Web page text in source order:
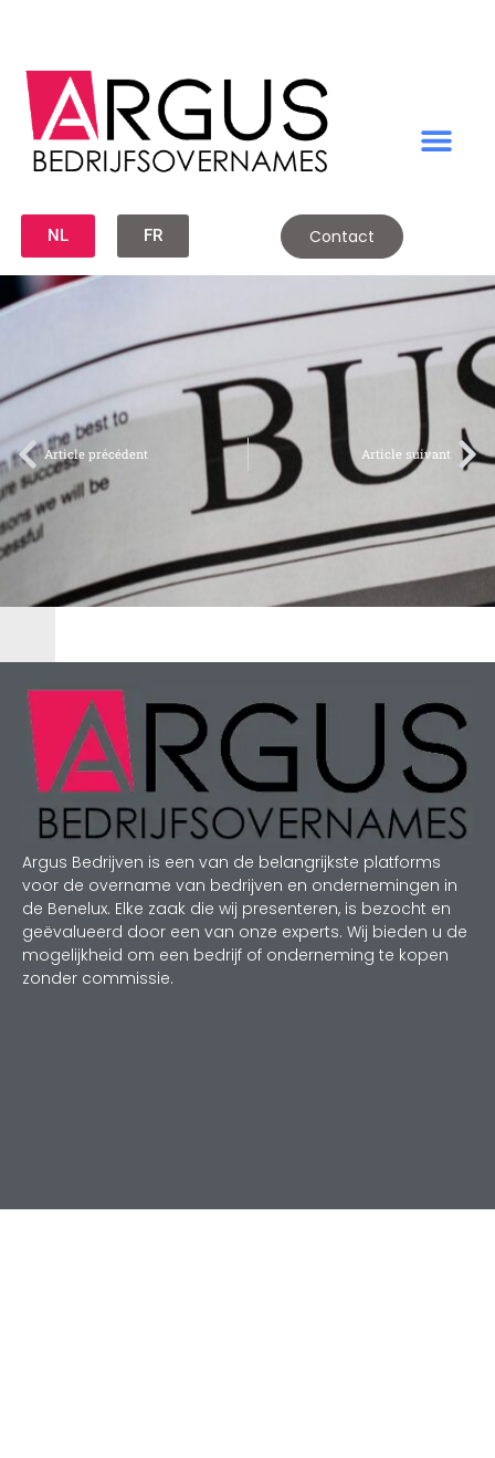
NL FR Contact
Article précédent Article suivant
Argus Bedrijven is een van de belangrijkste platforms
voor de overname van bedrijven en ondernemingen in
de Benelux. Elke zaak die wij presenteren, is bezocht en
geëvalueerd door een van onze experts. Wij bieden u de
mogelijkheid om een bedrijf of onderneming te kopen
zonder commissie.